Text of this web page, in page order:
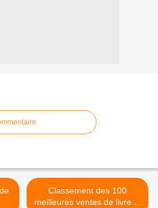
Classement des 100
meilleures ventes de livres -